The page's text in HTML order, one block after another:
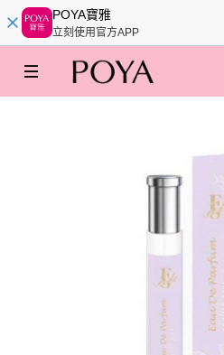
POYA寶雅
立刻使用官方APP